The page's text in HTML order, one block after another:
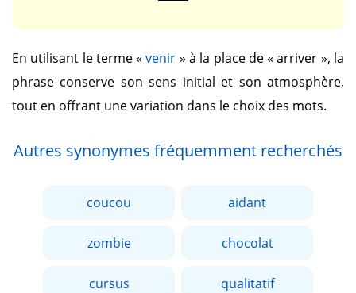
En utilisant le terme«venir » à la place de« arriver », la
phrase conserve son sens initial et son atmosphère,
tout en offrant une variation dans le choix des mots.
Autres synonymes fréquemment recherchés
coucou aidant
zombie chocolat
cursus qualitatif